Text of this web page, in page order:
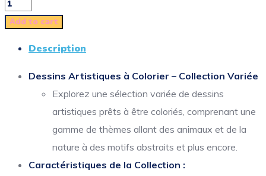
Add to cart
Description
Dessins Artistiques à Colorier – Collection Variée
Explorez une sélection variée de dessins
artistiques prêts à être coloriés, comprenant une
gamme de thèmes allant des animaux et de la
nature à des motifs abstraits et plus encore.
Caractéristiques de la Collection :